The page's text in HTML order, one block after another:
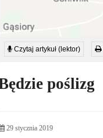
Czytaj artykuł (lektor)
poślizg
29 stycznia 2019